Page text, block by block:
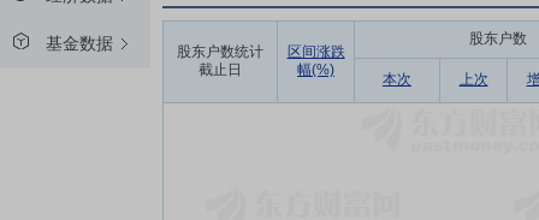
基金数据
股东户数统计
截止日
区间涨跌
幅(%)
股东户数
本次 上次